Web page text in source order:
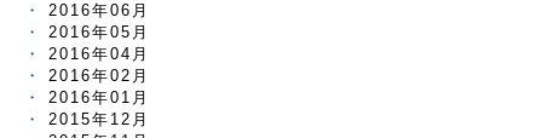
2016年06月
2016年05月
2016年04月
2016年02月
2016年01月
2015年12月